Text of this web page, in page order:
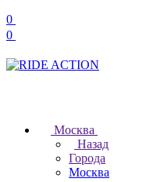
0
0
Москва
Назад
Города
Москва